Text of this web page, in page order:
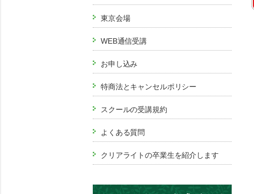
東京会場
WEB通信受講
お申し込み
特商法とキャンセルポリシー
スクールの受講規約
よくある質問
クリアライトの卒業生を紹介します